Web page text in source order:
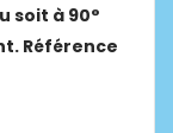
soit à 90°
Référence